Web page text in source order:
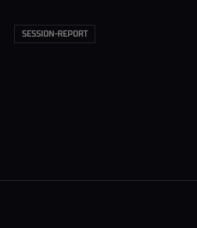
SESSION-REPORT